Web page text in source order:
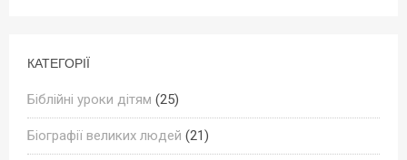
КАТЕГОРІЇ
Біблійні уроки дітям (25)
Біографії великих людей (21)